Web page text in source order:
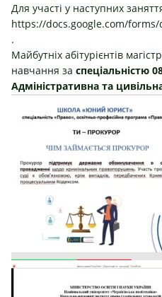
Для участі у наступних
https://docs.google.com/forms/
.
Майбутніх абітурієнтів
навчання за спеціальністю
Адміністративна та